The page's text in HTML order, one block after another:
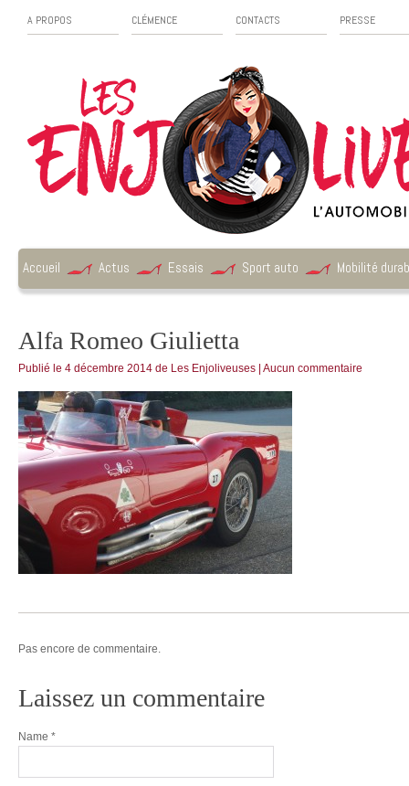
A PROPOS CLÉMENCE CONTACTS PRESSE
Accueil Actus Essais Sport auto Mobilité
Alfa Romeo Giulietta
Publié le 4 décembre 2014 de Les Enjoliveuses Aucun commentaire
Pas encore de commentaire.
Laissez un commentaire
Name *